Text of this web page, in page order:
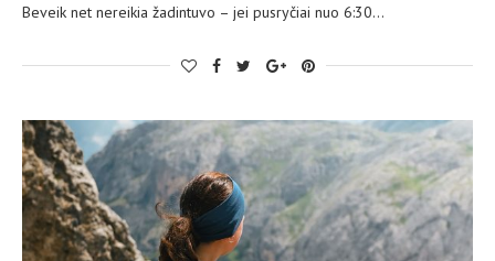
Beveik net nereikia žadintuvo – jei pusryčiai nuo 6:30…